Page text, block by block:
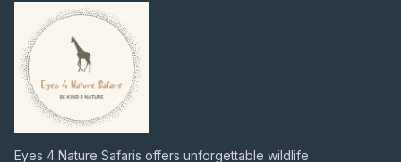
Eyes 4 Nature Safaris offers unforgettable wildlife